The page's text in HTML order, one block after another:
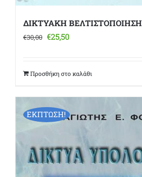
ΔΙΚΤΥΑΚΗ ΒΕΛΤΙΣΤΟΠΟΙΗΣΗ
€30,00 Original
€30,00.
€25,50Η
είναι:
Προσθήκη στο καλάθι
ΕΚΠΤΩΣΗ!